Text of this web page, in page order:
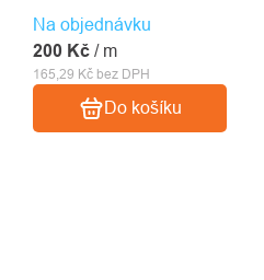
Na objednávku
165,29 Kč bez DPH
200 Kč / m
Do košíku